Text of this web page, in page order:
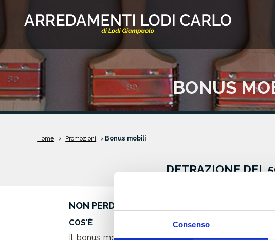
Consenso
BONUS
Home Promozioni Bonus mobili
DETRAZIONE DEL
NON PERDERE L’OCCASIONE!
COS'È
Il bonus mobili è un’agevolazione fiscale che